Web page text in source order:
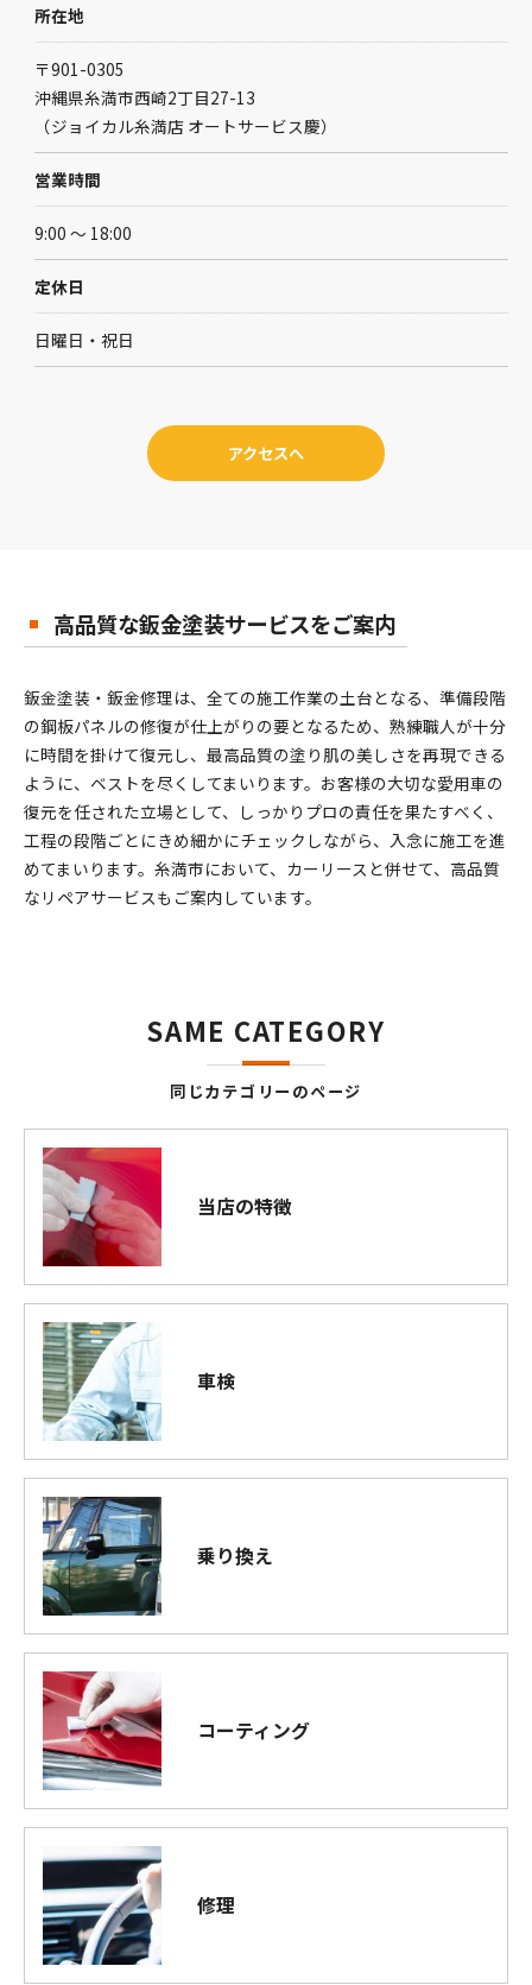
所在地
〒901-0305
沖縄県糸満市西崎2丁目27-13
（ジョイカル糸満店 オートサービス慶）
営業時間
9:00 ～ 18:00
定休日
日曜日・祝日
アクセスへ
高品質な鈑金塗装サービスをご案内
鈑金塗装・鈑金修理は、全ての施工作業の土台となる、準備段階
の鋼板パネルの修復が仕上がりの要となるため、熟練職人が十分
に時間を掛けて復元し、最高品質の塗り肌の美しさを再現できる
ように、ベストを尽くしてまいります。お客様の大切な愛用車の
復元を任された立場として、しっかりプロの責任を果たすべく、
工程の段階ごとにきめ細かにチェックしながら、入念に施工を進
めてまいります。糸満市において、カーリースと併せて、高品質
なリペアサービスもご案内しています。
同じカテゴリーのページ
SAME CATEGORY
当店の特徴
車検
乗り換え
コーティング
修理